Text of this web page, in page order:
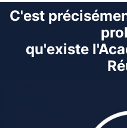
C'est
qu'existe